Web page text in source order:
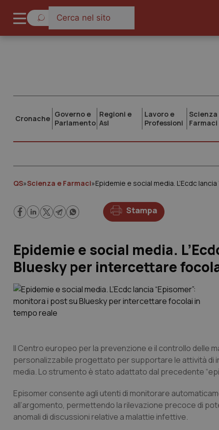
Cronache Governo e
Parlamento
Regioni e
Asl
Lavoro e
Professioni
Scienza
Farmaci
QS»Scienza e Farmaci»Epidemie e social media. L’Ecdc
Stampa
Epidemie e social media.
Bluesky per intercettare
Il Centro europeo per la prevenzione e il controllo delle
personalizzabile progettato per supportare le attività di
media. Lo strumento è stato adattato dal precedente
Episomer consente agli utenti di monitorare
all’argomento, permettendo la rilevazione precoce di
anomali di discussioni relative a malattie infettive.